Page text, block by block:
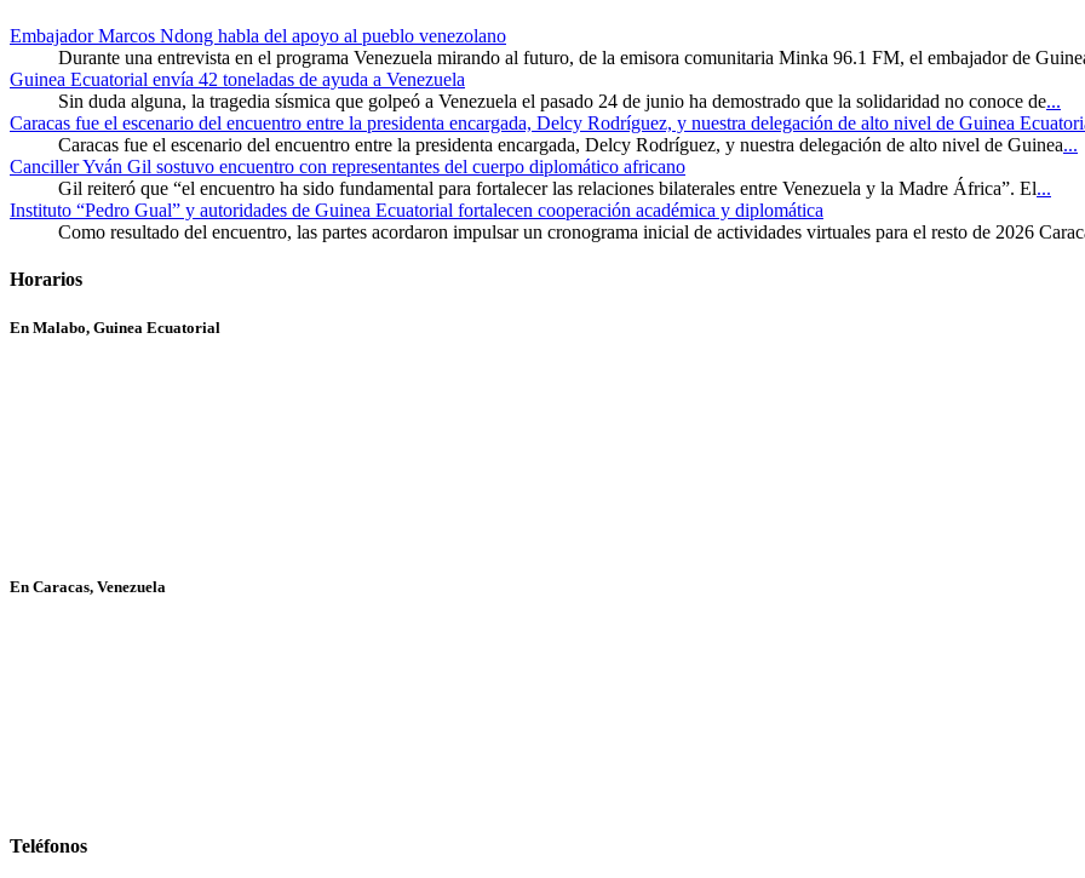
Embajador Marcos Ndong habla del apoyo al pueblo venezolano
Durante una entrevista en el programa Venezuela mirando al futuro, de la emisora comunitaria Minka 96.1 FM, el embajador de
Guinea Ecuatorial envía 42 toneladas de ayuda a Venezuela
Sin duda alguna, la tragedia sísmica que golpeó a Venezuela el pasado 24 de junio ha demostrado que la solidaridad no conoce de...
Caracas fue el escenario del encuentro entre la presidenta encargada, Delcy Rodríguez, y nuestra delegación de alto nivel de Guinea
Caracas fue el escenario del encuentro entre la presidenta encargada, Delcy Rodríguez, y nuestra delegación de alto nivel de Guinea...
Canciller Yván Gil sostuvo encuentro con representantes del cuerpo diplomático africano
Gil reiteró que “el encuentro ha sido fundamental para fortalecer las relaciones bilaterales entre Venezuela y la Madre África”. El...
Instituto “Pedro Gual” y autoridades de Guinea Ecuatorial fortalecen cooperación académica y diplomática
Como resultado del encuentro, las partes acordaron impulsar un cronograma inicial de actividades virtuales para el resto de 2026
Horarios
En Malabo, Guinea Ecuatorial
En Caracas, Venezuela
Teléfonos